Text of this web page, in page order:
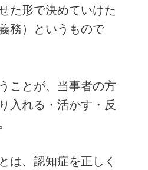
た形で決めていけた
務）というもので
ことが、当事者の方
入れる・活かす・反
は、認知症を正しく